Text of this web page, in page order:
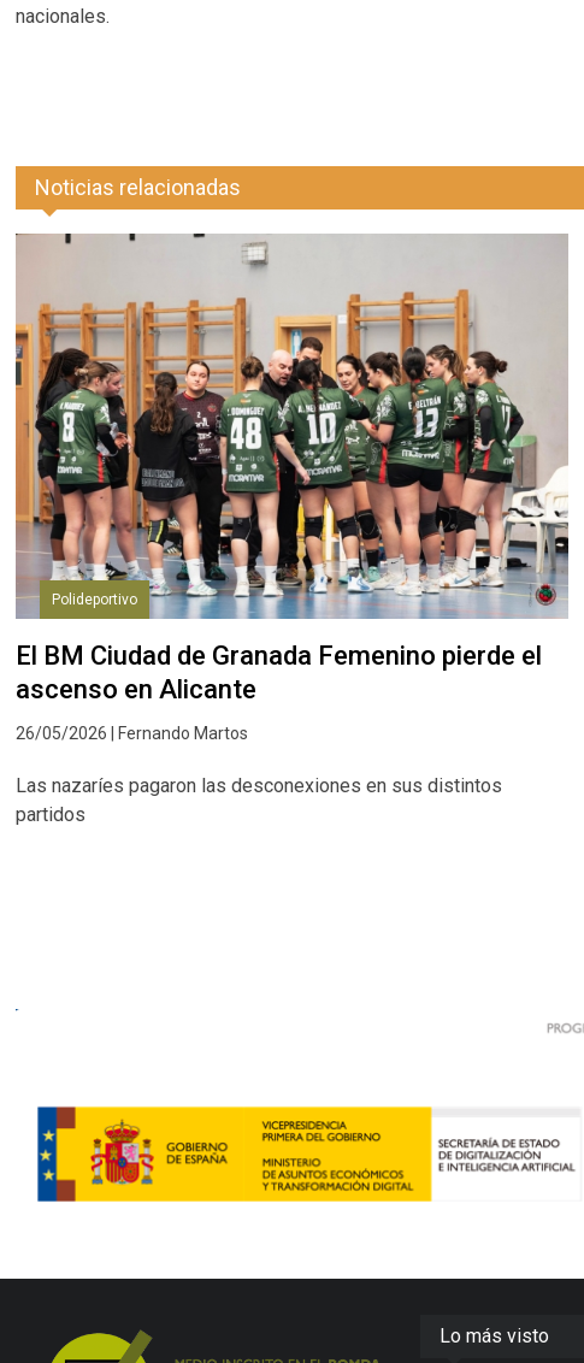
nacionales.
Noticias relacionadas
Polideportivo
El BM Ciudad de Granada Femenino pierde el
ascenso en Alicante
26/05/2026 | Fernando Martos
Las nazaríes pagaron las desconexiones en sus distintos
partidos
Lo más visto